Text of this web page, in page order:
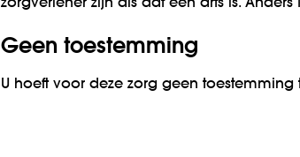
zorgverlener zijn als dat een arts is.
Geen toestemming
U hoeft voor deze zorg geen toestemming